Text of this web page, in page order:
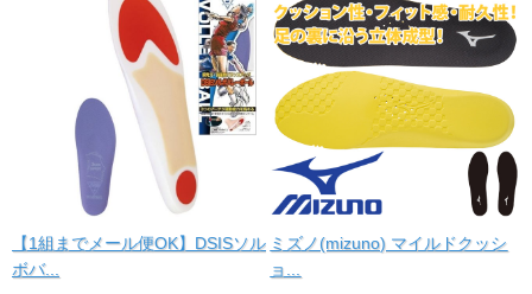
【1組までメール便OK】DSISソル
ボバ...
ミズノ(mizuno) マイルドクッシ
ョ...